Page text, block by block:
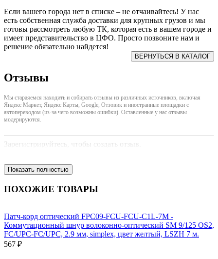
Если вашего города нет в списке – не отчаивайтесь! У нас
есть собственная служба доставки для крупных грузов и мы
готовы рассмотреть любую ТК, которая есть в вашем городе и
имеет представительство в ЦФО. Просто позвоните нам и
решение обязательно найдется!
Отзывы
Мы стараяемся находить и собирать отзывы из различных источников, включая
Яндекс Маркет, Яндекс Карты, Google, Отзовик и иностранные площадки с
автопереводом (из-за чего возможны ошибки). Оставленные у нас отзывы
модерируются.
Зарегистрируйтесь, чтобы создать отзыв.
Показать полностью
ПОХОЖИЕ ТОВАРЫ
Патч-корд оптический FPC09-FCU-FCU-C1L-7M -
Коммутационный шнур волоконно-оптический SM 9/125 OS2,
FC/UPC-FC/UPC, 2.9 мм, simplex, цвет желтый, LSZH 7 м.
567 ₽